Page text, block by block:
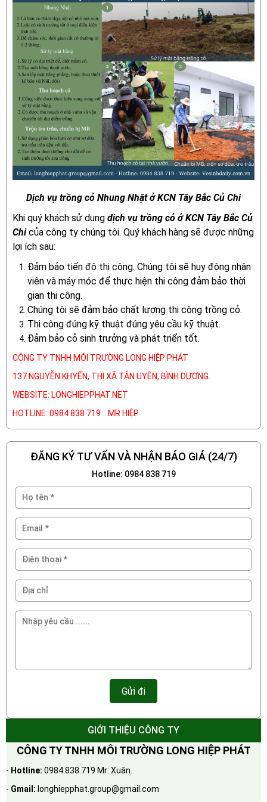
Dịch vụ trồng cỏ Nhung Nhật ở KCN Tây Bắc Củ Chi
Khi quý khách sử dụng dịch vụ trồng cỏ ở KCN Tây Bắc Củ
Chi của công ty chúng tôi. Quý khách hàng sẽ được những
lợi ích sau:
Đảm bảo tiến độ thi công. Chúng tôi sẽ huy động nhân
viên và máy móc để thực hiện thi công đảm bảo thời
gian thi công.
Chúng tôi sẽ đảm bảo chất lượng thi công trồng cỏ.
Thi công đúng kỹ thuật đúng yêu cầu kỹ thuật.
Đảm bảo cỏ sinh trưởng và phát triển tốt.
CÔNG TY TNHH MÔI TRƯỜNG LONG HIỆP PHÁT
137 NGUYỄN KHYẾN, THỊ XÃ TÂN UYÊN, BÌNH DƯƠNG.
WEBSITE: LONGHIEPPHAT.NET
HOTLINE: 0984 838 719 MR HIỆP
ĐĂNG KÝ TƯ VẤN VÀ NHẬN BÁO GIÁ (24/7)
Hotline: 0984 838 719
GIỚI THIỆU CÔNG TY
CÔNG TY TNHH MÔI TRƯỜNG LONG HIỆP PHÁT
- Hotline: 0984.838.719 Mr: Xuân.
- Gmail: longhiepphat.group@gmail.com